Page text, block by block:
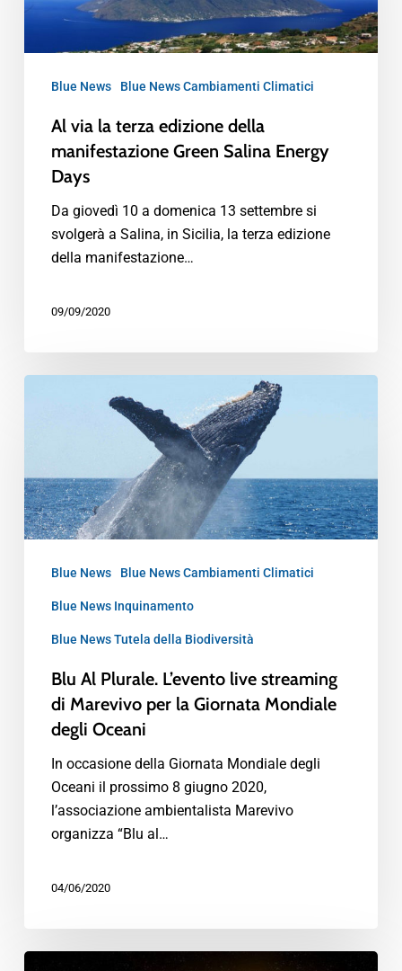
Blue News Blue News Cambiamenti Climatici
Al via la terza edizione della
manifestazione Green Salina Energy
Days
Da giovedì 10 a domenica 13 settembre si
svolgerà a Salina, in Sicilia, la terza edizione
della manifestazione…
09/09/2020
Blue News Blue News Cambiamenti Climatici
Blue News Inquinamento
Blue News Tutela della Biodiversità
Blu Al Plurale. L’evento live streaming
di Marevivo per la Giornata Mondiale
degli Oceani
In occasione della Giornata Mondiale degli
Oceani il prossimo 8 giugno 2020,
l’associazione ambientalista Marevivo
organizza “Blu al…
04/06/2020